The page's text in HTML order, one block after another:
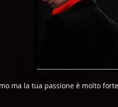
ma la tua passione è molto